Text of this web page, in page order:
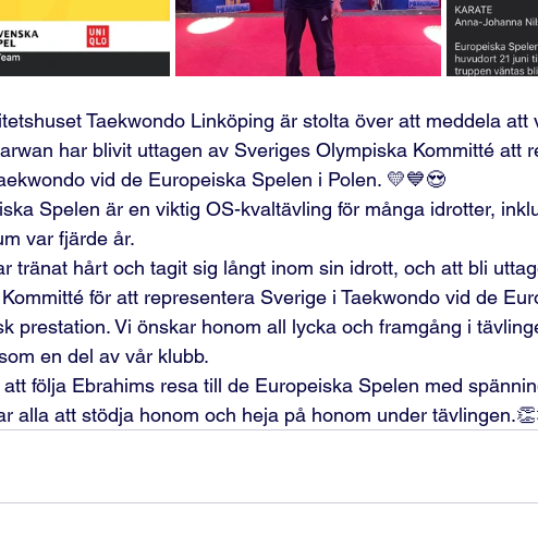
Taekwondo Linköping är stolta över att meddela att
har blivit uttagen av Sveriges Olympiska Kommitté att
vid de Europeiska Spelen i Polen. 💛💙😍
Spelen är en viktig OS-kvaltävling för många idrotter,
var fjärde år.
tränat hårt och tagit sig långt inom sin idrott, och att bli
för att representera Sverige i Taekwondo vid de
prestation. Vi önskar honom all lycka och framgång i
en del av vår klubb.
följa Ebrahims resa till de Europeiska Spelen med
alla att stödja honom och heja på honom under